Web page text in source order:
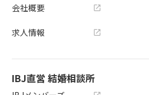
会社概要
求人情報
IBJ直営 結婚相談所